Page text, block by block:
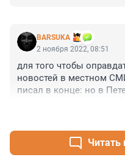
BARSUKA
2 ноября 2022, 08:51
для того чтобы
новостей в местном
писал в конце: но в
Читать